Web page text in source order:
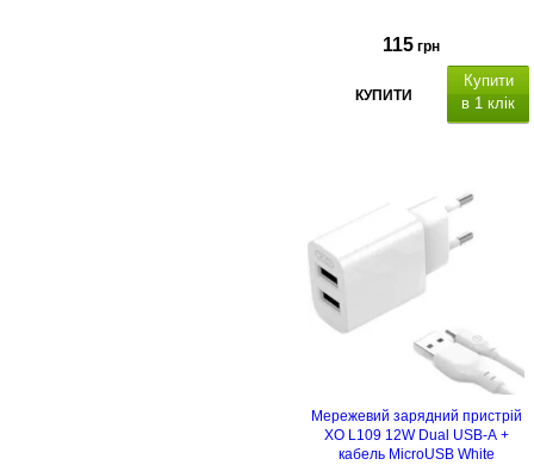
115 грн
КУПИТИ
Купити
в 1 клік
Мережевий зарядний пристрій
XO L109 12W Dual USB-A +
кабель MicroUSB White